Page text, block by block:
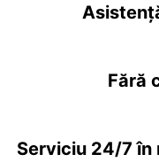
Fără
Serviciu 24/7